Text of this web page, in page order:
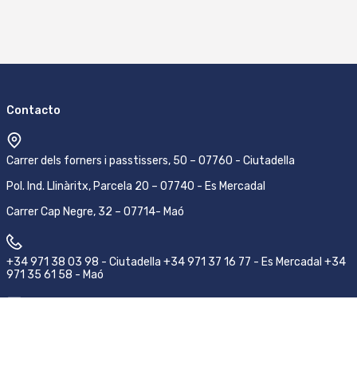
Contacto
Carrer dels forners i passtissers, 50 – 07760 - Ciutadella
Pol. Ind. Llinàritx, Parcela 20 – 07740 - Es Mercadal
Carrer Cap Negre, 32 – 07714- Maó
+34 971 38 03 98 - Ciutadella +34 971 37 16 77 - Es Mercadal +34
971 35 61 58 - Maó